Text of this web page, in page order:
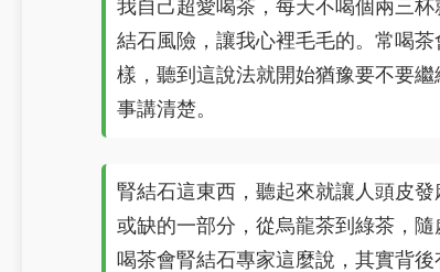
我自己超愛喝茶，每天不喝個兩三
結石風險，讓我心裡毛毛的。常喝
樣，聽到這說法就開始猶豫要不要
事講清楚。
腎結石這東西，聽起來就讓人頭皮
或缺的一部分，從烏龍茶到綠茶，
喝茶會腎結石專家這麼說，其實背